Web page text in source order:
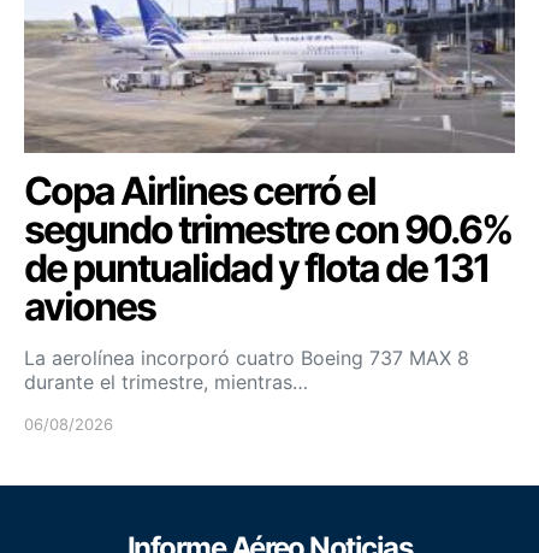
Copa Airlines cerró el
segundo trimestre con 90.6%
de puntualidad y flota de 131
aviones
La aerolínea incorporó cuatro Boeing 737 MAX 8
durante el trimestre, mientras…
06/08/2026